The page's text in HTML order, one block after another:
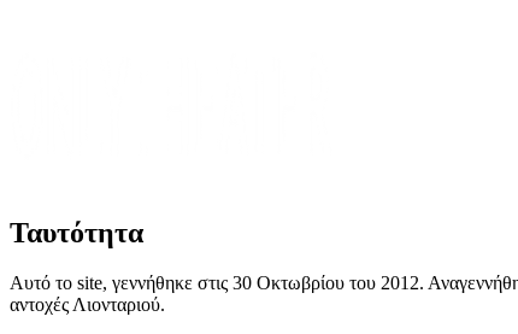
Ταυτότητα
Αυτό το site, γεννήθηκε στις 30 Οκτωβρίου του 2012.
αντοχές Λιονταριού.